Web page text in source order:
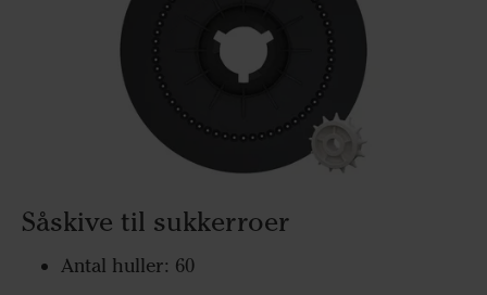
Såskive til sukkerroer
Antal huller: 60